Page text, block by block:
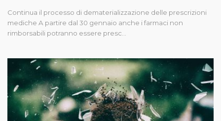
Continua il processo di dematerializzazione delle prescrizioni
mediche A partire dal 30 gennaio anche i farmaci non
rimborsabili potranno essere presc…